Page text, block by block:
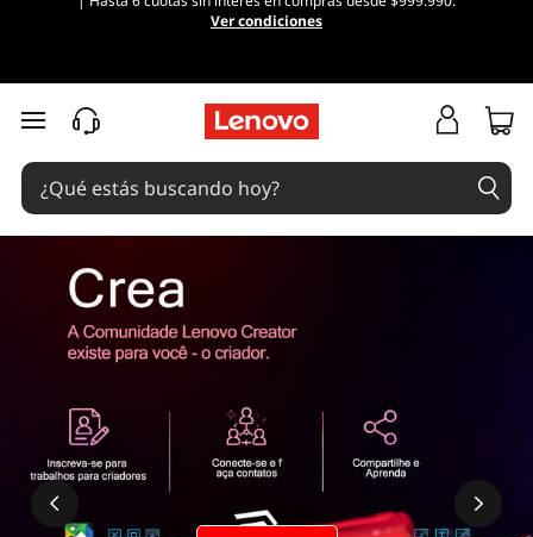
Ver condiciones
Ir al contenido principal